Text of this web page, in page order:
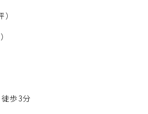
歩3分